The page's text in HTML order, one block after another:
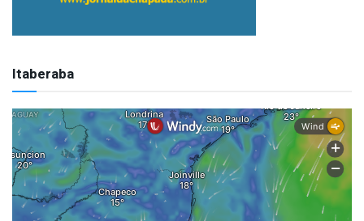
Itaberaba